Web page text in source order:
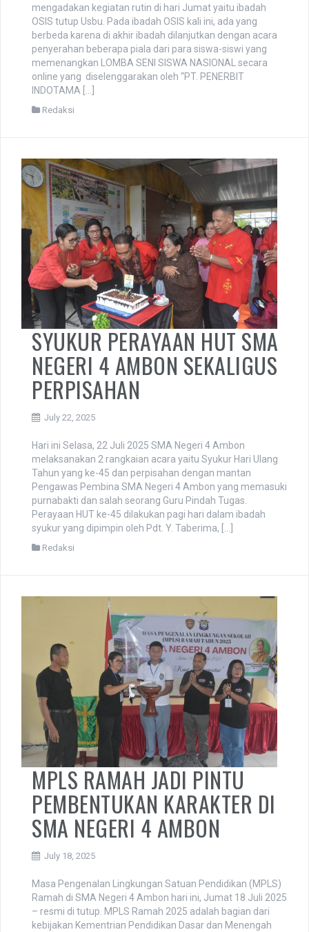
mengadakan kegiatan rutin di hari Jumat yaitu ibadah
OSIS tutup Usbu. Pada ibadah OSIS kali ini, ada yang
berbeda karena di akhir ibadah dilanjutkan dengan acara
penyerahan beberapa piala dari para siswa-siswi yang
memenangkan LOMBA SENI SISWA NASIONAL secara
online yang diselenggarakan oleh “PT. PENERBIT
INDOTAMA […]
Redaksi
SYUKUR PERAYAAN HUT SMA
NEGERI 4 AMBON SEKALIGUS
PERPISAHAN
July 22, 2025
Hari ini Selasa, 22 Juli 2025 SMA Negeri 4 Ambon
melaksanakan 2 rangkaian acara yaitu Syukur Hari Ulang
Tahun yang ke-45 dan perpisahan dengan mantan
Pengawas Pembina SMA Negeri 4 Ambon yang memasuki
purnabakti dan salah seorang Guru Pindah Tugas.
Perayaan HUT ke-45 dilakukan pagi hari dalam ibadah
syukur yang dipimpin oleh Pdt. Y. Taberima, […]
Redaksi
MPLS RAMAH JADI PINTU
PEMBENTUKAN KARAKTER DI
SMA NEGERI 4 AMBON
July 18, 2025
Masa Pengenalan Lingkungan Satuan Pendidikan (MPLS)
Ramah di SMA Negeri 4 Ambon hari ini, Jumat 18 Juli 2025
– resmi di tutup. MPLS Ramah 2025 adalah bagian dari
kebijakan Kementrian Pendidikan Dasar dan Menengah